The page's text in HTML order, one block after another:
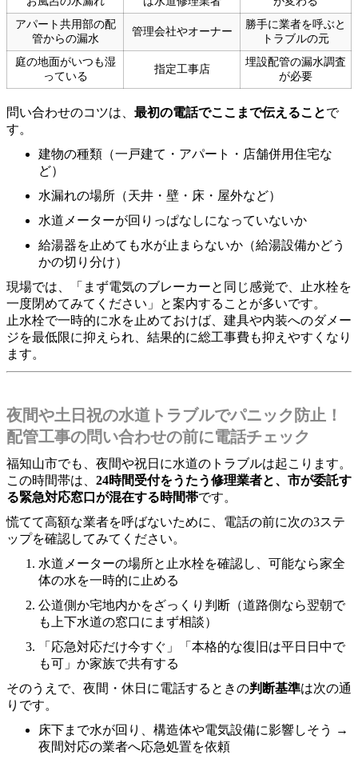
アパート共用部の配
管からの漏水
管理会社やオーナー
勝手に業者を呼ぶと
トラブルの元
庭の地面がいつも湿
っている
指定工事店
埋設配管の漏水調査
が必要
問い合わせのコツは、 最初の電話でここまで伝えることで
す。
建物の種類（一戸建て・アパート・店舗併用住宅な
ど）
水漏れの場所（天井・壁・床・屋外など）
水道メーターが回りっぱなしになっていないか
給湯器を止めても水が止まらないか（給湯設備かどう
かの切り分け）
現場では、「まず電気のブレーカーと同じ感覚で、止水栓を
一度閉めてみてください」と案内することが多いです。
止水栓で一時的に水を止めておけば、建具や内装へのダメー
ジを最低限に抑えられ、結果的に総工事費も抑えやすくなり
ます。
夜間や土日祝の水道トラブルでパニック防止！
配管工事の問い合わせの前に電話チェック
福知山市でも、夜間や祝日に水道のトラブルは起こります。
この時間帯は、 24時間受付をうたう修理業者と、市が委託す
る緊急対応窓口が混在する時間帯です。
慌てて高額な業者を呼ばないために、電話の前に次の3ステ
ップを確認してみてください。
水道メーターの場所と止水栓を確認し、可能なら家全
体の水を一時的に止める
公道側か宅地内かをざっくり判断（道路側なら翌朝で
も上下水道の窓口にまず相談）
「応急対応だけ今すぐ」「本格的な復旧は平日日中で
も可」か家族で共有する
そのうえで、夜間・休日に電話するときの判断基準は次の通
りです。
床下まで水が回り、構造体や電気設備に影響しそう →
夜間対応の業者へ応急処置を依頼